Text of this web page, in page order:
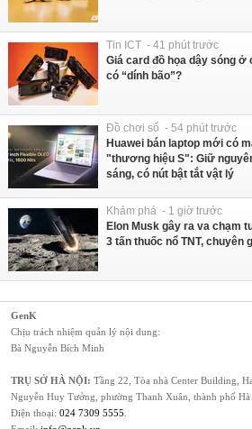
Tin ICT - 41 phút trước
Giá card đồ họa dậy sóng ở
có “dính bão”?
Đồ chơi số - 54 phút trước
Huawei bán laptop mới có
"thương hiệu S": Giữ
sáng, có nút bật tắt vật lý
Khám phá - 1 giờ trước
Elon Musk gây ra va chạm
3 tấn thuốc nổ TNT, chuyên
GenK
Chịu trách nhiệm quản lý nội dung:
Bà Nguyễn Bích Minh
TRỤ SỞ HÀ NỘI: Tầng 22, Tòa nhà Center Building,
Nguyễn Huy Tưởng, phường Thanh Xuân, thành phố Hà
Điện thoại: 024 7309 5555